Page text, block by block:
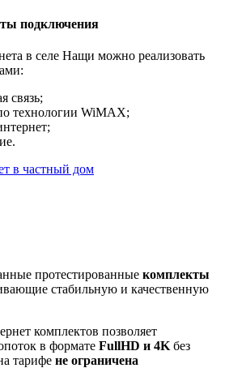
подключения
в селе Нащи можно реализовать
связь;
технологии WiMAX;
в частный дом
протестированные комплекты
стабильную и качественную
комплектов позволяет
в формате FullHD и 4K без
тарифе не ограничена